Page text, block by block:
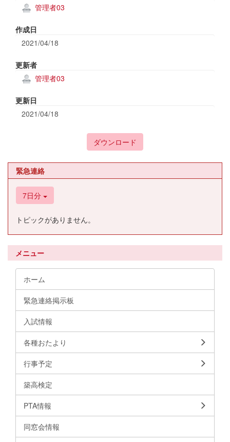
管理者03
作成日
2021/04/18
更新者
管理者03
更新日
2021/04/18
ダウンロード
緊急連絡
7日分
トピックがありません。
メニュー
ホーム
緊急連絡掲示板
入試情報
各種おたより
行事予定
築高検定
PTA情報
同窓会情報